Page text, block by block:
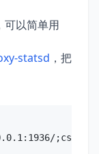
可以简单用
statsd ，把
;csv